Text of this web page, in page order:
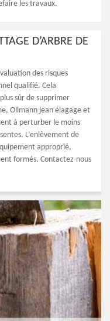
les travaux.
D’ARBRE DE
des risques
qualifié. Cela
sûr de supprimer
Ollmann jean élagage et
à perturber le moins
L’enlèvement de
approprié,
formés. Contactez-nous